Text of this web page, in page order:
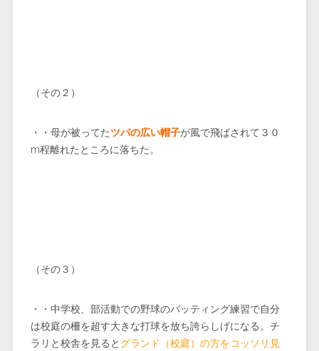
（その２）
・・母が被ってたツバの広い帽子が風で飛ばされて３０
m程離れたところに落ちた。
（その３）
・・中学校、部活動での野球のバッティング練習で自分
は校庭の柵を超す大きな打球を放ち誇らしげになる。チ
ラリと校舎を見ると グランド（校庭）の方をコッソリ見